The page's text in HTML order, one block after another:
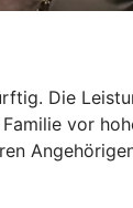
Die
vor